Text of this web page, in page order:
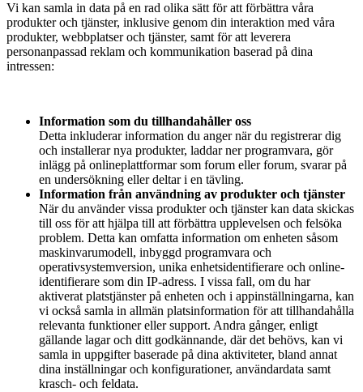
Vi kan samla in data på en rad olika sätt för att förbättra våra
produkter och tjänster, inklusive genom din interaktion med våra
produkter, webbplatser och tjänster, samt för att leverera
personanpassad reklam och kommunikation baserad på dina
intressen:
Information som du tillhandahåller oss
Detta inkluderar information du anger när du registrerar dig
och installerar nya produkter, laddar ner programvara, gör
inlägg på onlineplattformar som forum eller forum, svarar på
en undersökning eller deltar i en tävling.
Information från användning av produkter och tjänster
När du använder vissa produkter och tjänster kan data skickas
till oss för att hjälpa till att förbättra upplevelsen och felsöka
problem. Detta kan omfatta information om enheten såsom
maskinvarumodell, inbyggd programvara och
operativsystemversion, unika enhetsidentifierare och online-
identifierare som din IP-adress. I vissa fall, om du har
aktiverat platstjänster på enheten och i appinställningarna, kan
vi också samla in allmän platsinformation för att tillhandahålla
relevanta funktioner eller support. Andra gånger, enligt
gällande lagar och ditt godkännande, där det behövs, kan vi
samla in uppgifter baserade på dina aktiviteter, bland annat
dina inställningar och konfigurationer, användardata samt
krasch- och feldata.